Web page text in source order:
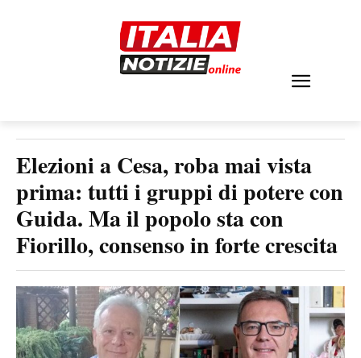
Elezioni a Cesa, roba mai vista
prima: tutti i gruppi di potere con
Guida. Ma il popolo sta con
Fiorillo, consenso in forte crescita